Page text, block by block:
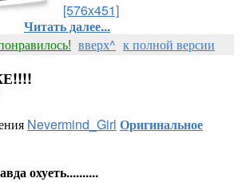
[576x451]
Читать далее...
вверх^ к полной версии
Nevermind_Girl Оригинальное
охуеть..........